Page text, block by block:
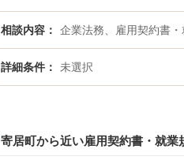
相談内容 企業法務、雇用契約書
詳細条件 未選択
寄居町から近い雇用契約書・就業